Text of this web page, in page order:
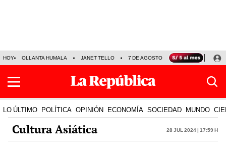
HOY OLLANTA HUMALA JANET TELLO 7 DE AGOSTO TINKA RESULTADOS
LO ÚLTIMO POLÍTICA OPINIÓN ECONOMÍA SOCIEDAD MUNDO
Cultura Asiática 28 Jul 2024 | 17:59 h